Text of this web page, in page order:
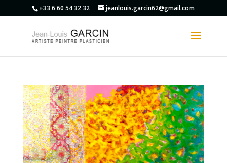
+33 6 60 54 32 32 jeanlouis.garcin62@gmail.com